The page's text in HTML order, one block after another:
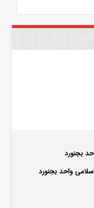
بجنورد
واحد بجنورد